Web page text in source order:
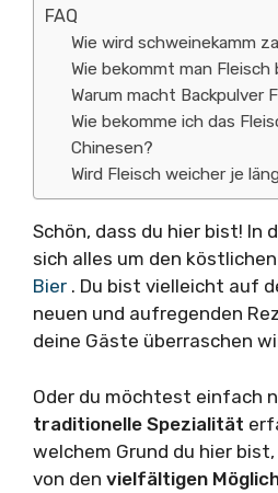
FAQ
Wie wird schweinekamm
Wie bekommt man
Warum macht Backpulver
Wie bekomme ich das
Chinesen?
Wird Fleisch weicher je
Schön, dass du hier bist! In
sich alles um den köstlichen
Bier . Du bist vielleicht auf
neuen und aufregenden
deine Gäste überraschen
Oder du möchtest einfach
traditionelle Spezialität
welchem Grund du hier
von den vielfältigen